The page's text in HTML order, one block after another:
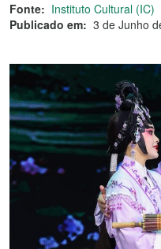
Fonte: Instituto Cultural (IC)
Publicado em: 3 de Junho